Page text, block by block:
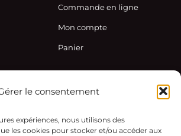
le consentement
expériences, nous utilisons des
les cookies pour stocker et/ou accéder aux
Commande en ligne
Mon compte
Panier